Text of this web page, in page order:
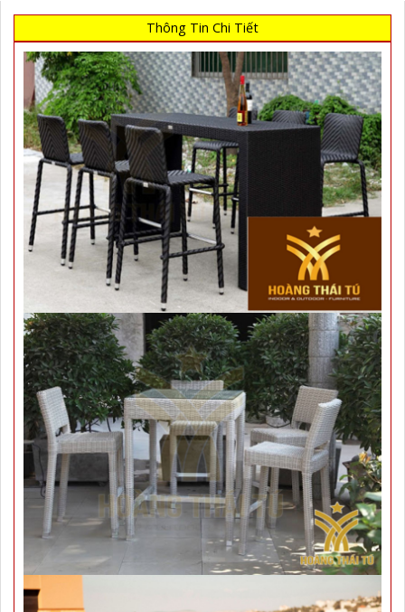
Thông Tin Chi Tiết